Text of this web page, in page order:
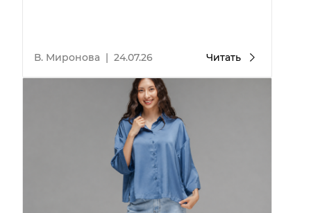
В. Миронова | 24.07.26 Читать